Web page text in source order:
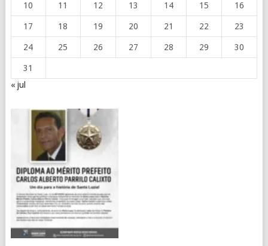
10 11 12 13 14 15 16
17 18 19 20 21 22 23
24 25 26 27 28 29 30
31
« jul